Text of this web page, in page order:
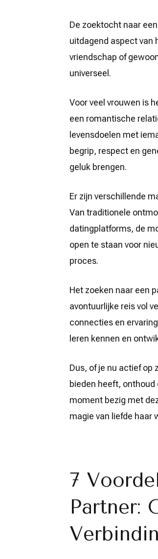
Vlaanderen
De zoektocht naar
uitdagend aspect van
vriendschap of
universeel.
Voor veel vrouwen is
een romantische
levensdoelen met
begrip, respect en
geluk brengen.
Er zijn verschillende
Van traditionele
datingplatforms, de
open te staan voor
proces.
Het zoeken naar een
avontuurlijke reis vol
connecties en
leren kennen en
Dus, of je nu actief op
bieden heeft,
moment bezig met
magie van liefde haar
7
Partner: